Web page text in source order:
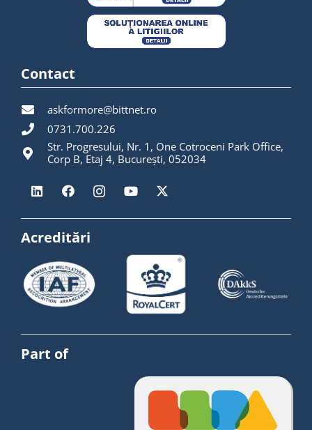
Contact
askformore@bittnet.ro
0731.700.226
Str. Progresului, Nr. 1, One Cotroceni Park Office,
Corp B, Etaj 4, București, 052034
Acreditări
Part of